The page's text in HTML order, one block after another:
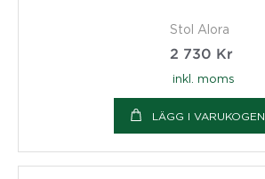
Stol Alora
2 730 Kr
inkl. moms
LÄGG I VARUKOGEN